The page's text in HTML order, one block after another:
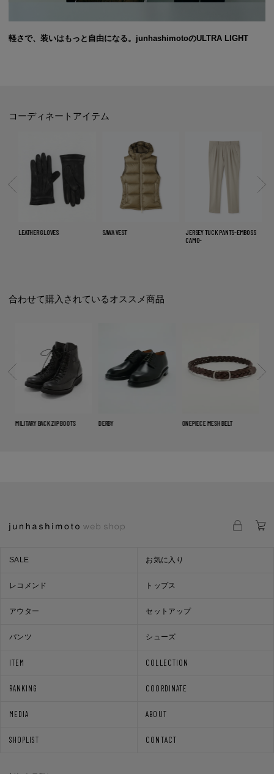
軽さで、装いはもっと自由になる。junhashimotoのULTRA LIGHT
コーディネートアイテム
LEATHER GLOVES SAWA VEST
JERSEY TUCK PANTS-EMBOSS
CAMO-
合わせて購入されているオススメ商品
MILITARY BACK ZIP BOOTS DERBY ONEPIECE MESH BELT
ITEM COLLECTION
RANKING COORDINATE
MEDIA ABOUT
SHOPLIST CONTACT
SALE お気に入り
レコメンド トップス
アウター セットアップ
パンツ シューズ